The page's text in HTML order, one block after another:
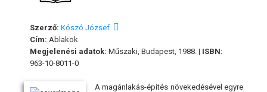
Szerző: Kószó József
Cím: Ablakok
Megjelenési adatok: Műszaki, Budapest, 1988. | ISBN:
963-10-8011-0
A magánlakás-építés növekedésével egyre